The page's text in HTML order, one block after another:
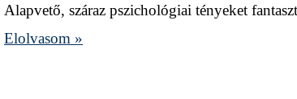
Alapvető, száraz pszichológiai tényeket
Elolvasom »